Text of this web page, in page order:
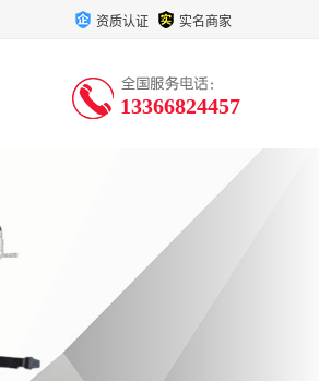
资质认证 实名商家
13366824457